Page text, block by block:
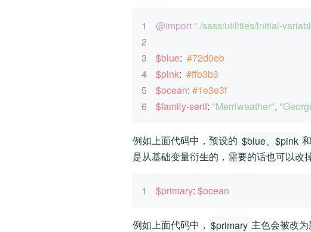
1
2
3
4
5
6
@import "./sass/utilities/initial-
$blue: #72d0eb
$pink: #ffb3b3
$ocean: #1e3e3f
$family-serif: "Merriweather",
例如上面代码中，预设的 $blue、$pink 和
是从基础变量衍生的，需要的话也可以改掉
1 $primary: $ocean
例如上面代码中， $primary 主色会被改